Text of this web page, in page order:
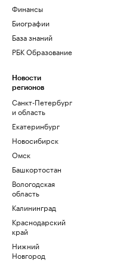
Финансы
Биографии
База знаний
РБК Образование
Новости
регионов
Санкт-Петербург
и область
Екатеринбург
Новосибирск
Омск
Башкортостан
Вологодская
область
Калининград
Краснодарский
край
Нижний
Новгород